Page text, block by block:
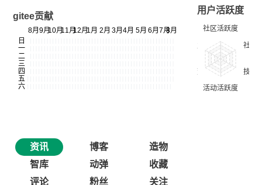
gitee贡献
用户活跃度
资讯 博客
造物
智库
动弹
收藏
评论
粉丝 关注